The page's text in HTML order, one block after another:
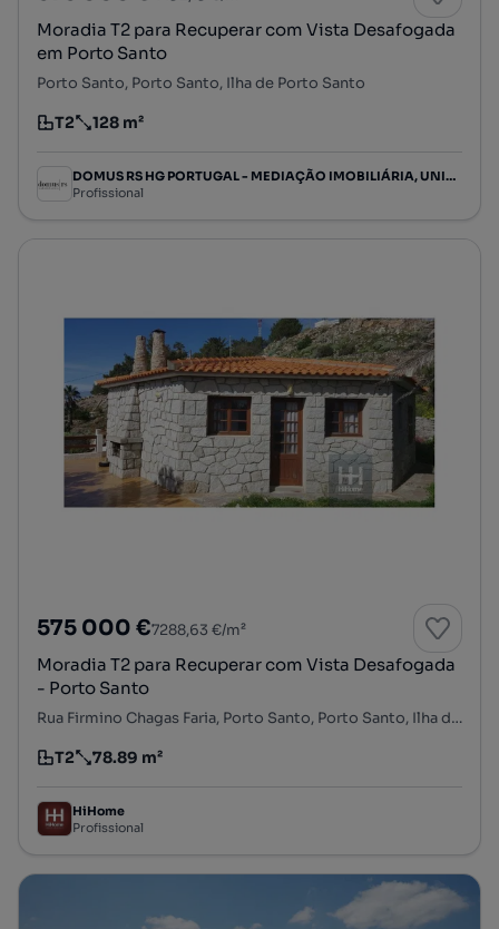
Moradia T2 para Recuperar com Vista Desafogada
em Porto Santo
Porto Santo, Porto Santo, Ilha de Porto Santo
Tipologia
T2
Preço por metro quadrado
128 m²
DOMUS RS HG PORTUGAL - MEDIAÇÃO IMOBILIÁRIA, UNIPESSOAL LDA
Profissional
575 000 €7288,63 €/m²
Moradia T2 para Recuperar com Vista Desafogada
- Porto Santo
Rua Firmino Chagas Faria, Porto Santo, Porto Santo, Ilha de Porto Santo
Tipologia
T2
Preço por metro quadrado
78.89 m²
HiHome
Profissional